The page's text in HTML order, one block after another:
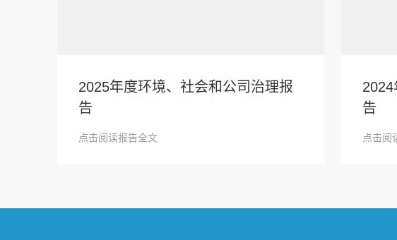
2025年度环境、社会和公司治理报
告
点击阅读报告全文
告
点击阅